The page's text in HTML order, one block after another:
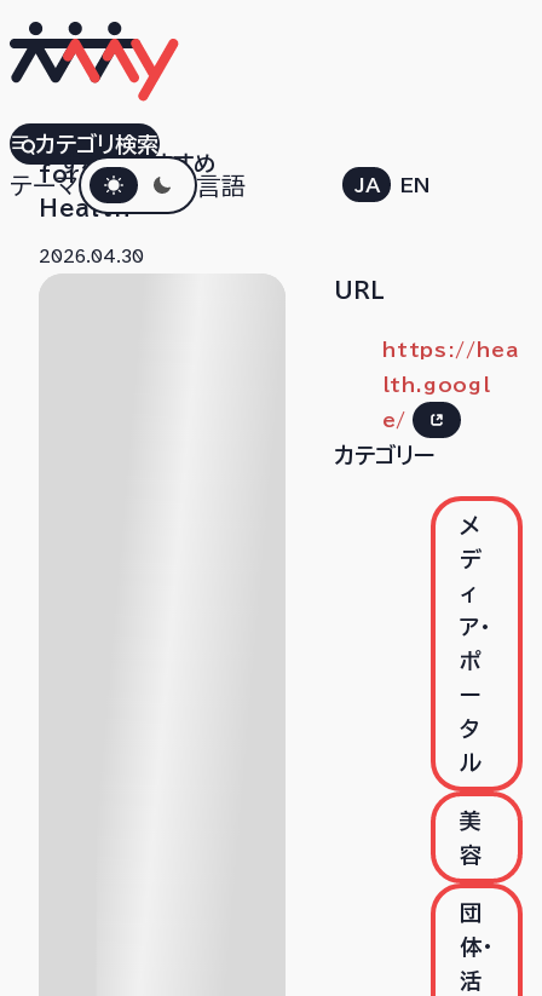
すべておすすめ
テーマダークモード言語 JA EN
カテゴリ検索
Google
for
Health
2026.04.30
URL
https://hea
lth.googl
e/
カテゴリー
メ
デ
ィ
ア・
ポ
ー
タ
ル
美
容
団
体・
活